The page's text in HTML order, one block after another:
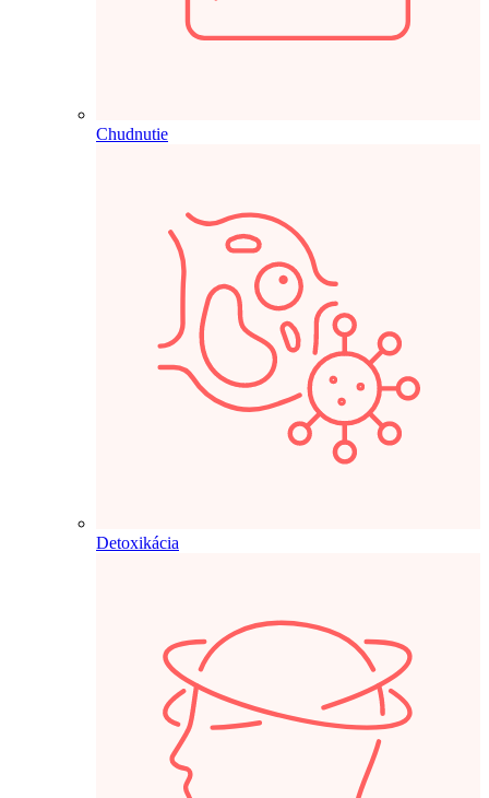
Chudnutie
Detoxikácia